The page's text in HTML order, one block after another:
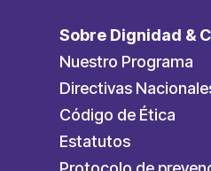
Sobre Dignidad &
Nuestro Programa
Directivas
Código de Ética
Estatutos